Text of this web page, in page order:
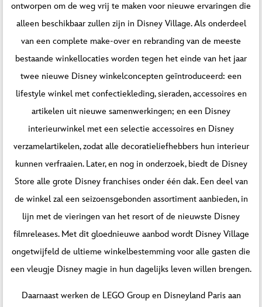
ontworpen om de weg vrij te maken voor nieuwe ervaringen die
alleen beschikbaar zullen zijn in Disney Village. Als onderdeel
van een complete make-over en rebranding van de meeste
bestaande winkellocaties worden tegen het einde van het jaar
twee nieuwe Disney winkelconcepten geïntroduceerd: een
lifestyle winkel met confectiekleding, sieraden, accessoires en
artikelen uit nieuwe samenwerkingen; en een Disney
interieurwinkel met een selectie accessoires en Disney
verzamelartikelen, zodat alle decoratieliefhebbers hun interieur
kunnen verfraaien. Later, en nog in onderzoek, biedt de Disney
Store alle grote Disney franchises onder één dak. Een deel van
de winkel zal een seizoensgebonden assortiment aanbieden, in
lijn met de vieringen van het resort of de nieuwste Disney
filmreleases. Met dit gloednieuwe aanbod wordt Disney Village
ongetwijfeld de ultieme winkelbestemming voor alle gasten die
een vleugje Disney magie in hun dagelijks leven willen brengen.
Daarnaast werken de LEGO Group en Disneyland Paris aan